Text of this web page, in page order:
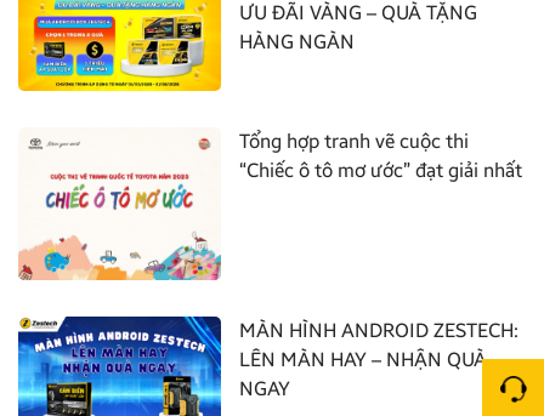
ƯU ĐÃI VÀNG – QUÀ TẶNG
HÀNG NGÀN
Tổng hợp tranh vẽ cuộc thi
“Chiếc ô tô mơ ước” đạt giải nhất
MÀN HÌNH ANDROID ZESTECH:
LÊN MÀN HAY – NHẬN QUÀ
NGAY